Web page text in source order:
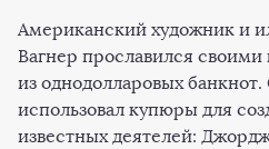
Американский художник и
Вагнер прославился
из однодолларовых банкнот.
использовал купюры для
известных деятелей: